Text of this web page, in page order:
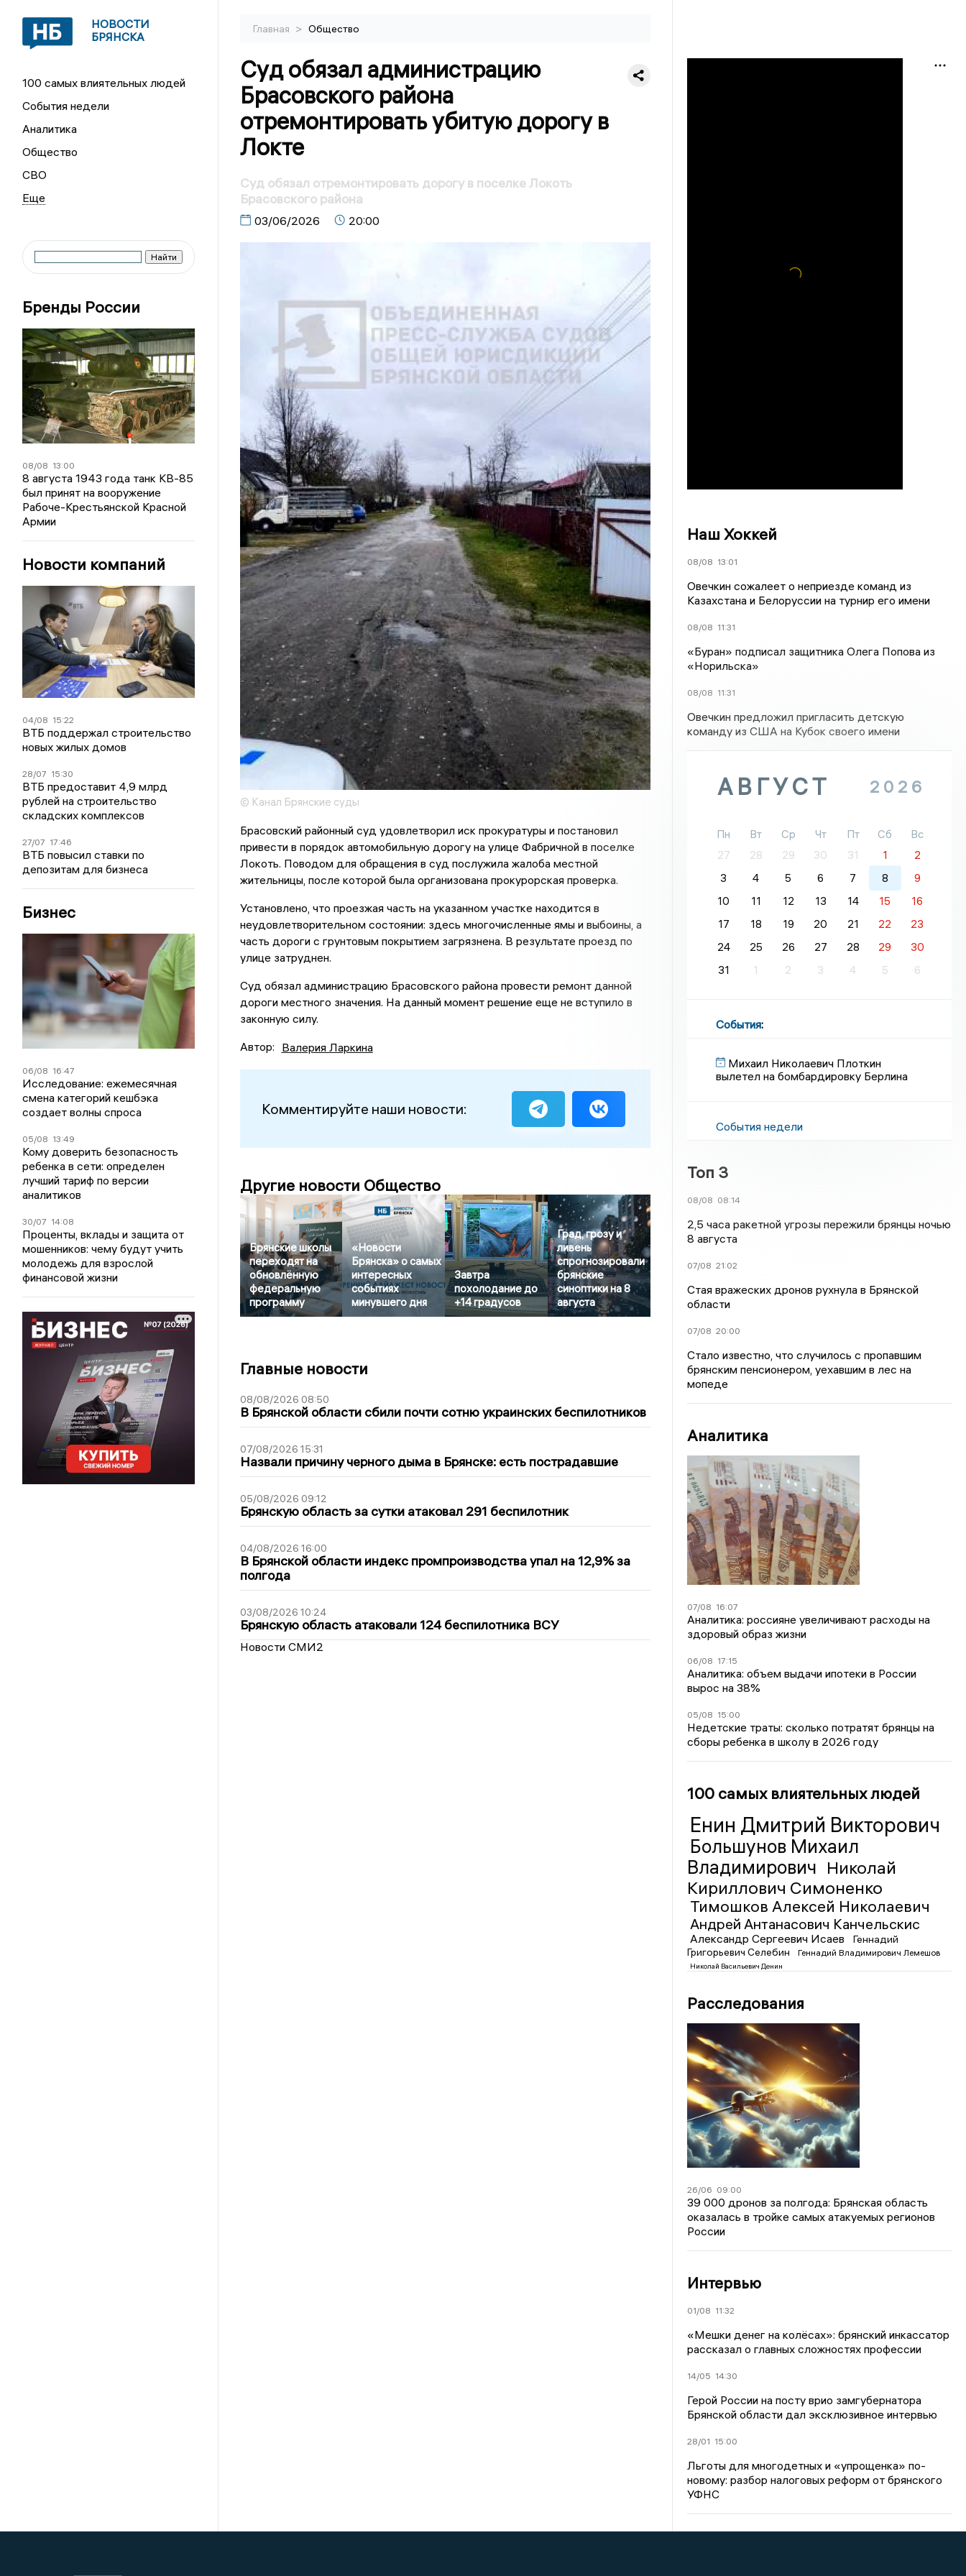
НОВОСТИ
БРЯНСКА
100 самых влиятельных людей
События недели
Аналитика
Общество
СВО
Бренды России
08/08 13:00
8 августа 1943 года танк КВ-85
был принят на вооружение
Рабоче-Крестьянской Красной
Армии
Новости компаний
04/08 15:22
ВТБ поддержал строительство
новых жилых домов
28/07 15:30
ВТБ предоставит 4,9 млрд
рублей на строительство
складских комплексов
27/07 17:46
ВТБ повысил ставки по
депозитам для бизнеса
Бизнес
06/08 16:47
Исследование: ежемесячная
смена категорий кешбэка
создает волны спроса
05/08 13:49
Кому доверить безопасность
ребенка в сети: определен
лучший тариф по версии
аналитиков
30/07 14:08
Проценты, вклады и защита от
мошенников: чему будут учить
молодежь для взрослой
финансовой жизни
Главная > Общество
Суд обязал администрацию
Брасовского района
отремонтировать убитую дорогу в
Локте
Суд обязал отремонтировать дорогу в поселке Локоть
Брасовского района
03/06/2026 20:00
© Канал Брянские суды
Брасовский районный суд удовлетворил иск прокуратуры и постановил
привести в порядок автомобильную дорогу на улице Фабричной в поселке
Локоть. Поводом для обращения в суд послужила жалоба местной
жительницы, после которой была организована прокурорская проверка.
Установлено, что проезжая часть на указанном участке находится в
неудовлетворительном состоянии: здесь многочисленные ямы и выбоины, а
часть дороги с грунтовым покрытием загрязнена. В результате проезд по
улице затруднен.
Суд обязал администрацию Брасовского района провести ремонт данной
дороги местного значения. На данный момент решение еще не вступило в
законную силу.
Автор: Валерия Ларкина
Комментируйте наши новости:
Другие новости Общество
Брянские школы
переходят на
обновлённую
федеральную
программу
«Новости
Брянска» о самых
интересных
событиях
минувшего дня
Завтра
похолодание до
+14 градусов
Град, грозу и
ливень
спрогнозировали
брянские
синоптики на 8
августа
Главные новости
08/08/2026 08:50
В Брянской области сбили почти сотню украинских беспилотников
07/08/2026 15:31
Назвали причину черного дыма в Брянске: есть пострадавшие
05/08/2026 09:12
Брянскую область за сутки атаковал 291 беспилотник
04/08/2026 16:00
В Брянской области индекс промпроизводства упал на 12,9% за
полгода
03/08/2026 10:24
Брянскую область атаковали 124 беспилотника ВСУ
Новости СМИ2
Наш Хоккей
08/08 13:01
Овечкин сожалеет о неприезде команд из
Казахстана и Белоруссии на турнир его имени
08/08 11:31
«Буран» подписал защитника Олега Попова из
«Норильска»
08/08 11:31
Овечкин предложил пригласить детскую
команду из США на Кубок своего имени
АВГУСТ 2026
Пн Вт Ср Чт Пт Сб
Вс
27
28 29 30 31 1
2
3
4 5 6 7 8
9
10
11 12 13 14 15
16
17
18 19 20 21 22
23
24
25 26 27 28 29
30
31
1 2 3 4 5 6
События:
Михаил Николаевич Плоткин
вылетел на бомбардировку Берлина
События недели
Топ 3
08/08 08:14
2,5 часа ракетной угрозы пережили брянцы ночью
8 августа
07/08 21:02
Стая вражеских дронов рухнула в Брянской
области
07/08 20:00
Стало известно, что случилось с пропавшим
брянским пенсионером, уехавшим в лес на
мопеде
Аналитика
07/08 16:07
Аналитика: россияне увеличивают расходы на
здоровый образ жизни
06/08 17:15
Аналитика: объем выдачи ипотеки в России
вырос на 38%
05/08 15:00
Недетские траты: сколько потратят брянцы на
сборы ребенка в школу в 2026 году
100 самых влиятельных людей
Енин Дмитрий Викторович
Большунов Михаил
Владимирович Николай
Кириллович Симоненко
Тимошков Алексей Николаевич
Андрей Антанасович Канчельскис
Александр Сергеевич Исаев
Геннадий
Григорьевич Селебин
Геннадий Владимирович Лемешов
Николай Васильевич Денин
Расследования
26/06 09:00
39 000 дронов за полгода: Брянская область
оказалась в тройке самых атакуемых регионов
России
Интервью
01/08 11:32
«Мешки денег на колёсах»: брянский инкассатор
рассказал о главных сложностях профессии
14/05 14:30
Герой России на посту врио замгубернатора
Брянской области дал эксклюзивное интервью
28/01 15:00
Льготы для многодетных и «упрощенка» по-
новому: разбор налоговых реформ от брянского
УФНС